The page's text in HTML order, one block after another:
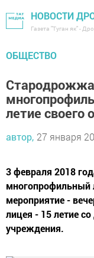
НОВОСТИ
Газета "Туган як" -
ОБЩЕСТВО
летие своего
автор, 27 января
3 февраля 2018
многопрофильный
мероприятие -
лицея - 15 летие
учреждения.